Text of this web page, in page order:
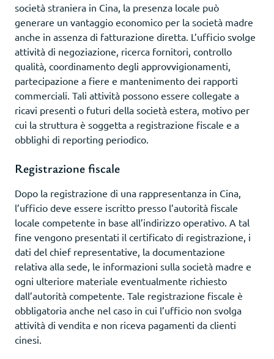
società straniera in Cina, la presenza locale può
generare un vantaggio economico per la società madre
anche in assenza di fatturazione diretta. L’ufficio svolge
attività di negoziazione, ricerca fornitori, controllo
qualità, coordinamento degli approvvigionamenti,
partecipazione a fiere e mantenimento dei rapporti
commerciali. Tali attività possono essere collegate a
ricavi presenti o futuri della società estera, motivo per
cui la struttura è soggetta a registrazione fiscale e a
obblighi di reporting periodico.
Registrazione fiscale
Dopo la registrazione di una rappresentanza in Cina,
l’ufficio deve essere iscritto presso l’autorità fiscale
locale competente in base all’indirizzo operativo. A tal
fine vengono presentati il certificato di registrazione, i
dati del chief representative, la documentazione
relativa alla sede, le informazioni sulla società madre e
ogni ulteriore materiale eventualmente richiesto
dall’autorità competente. Tale registrazione fiscale è
obbligatoria anche nel caso in cui l’ufficio non svolga
attività di vendita e non riceva pagamenti da clienti
cinesi.